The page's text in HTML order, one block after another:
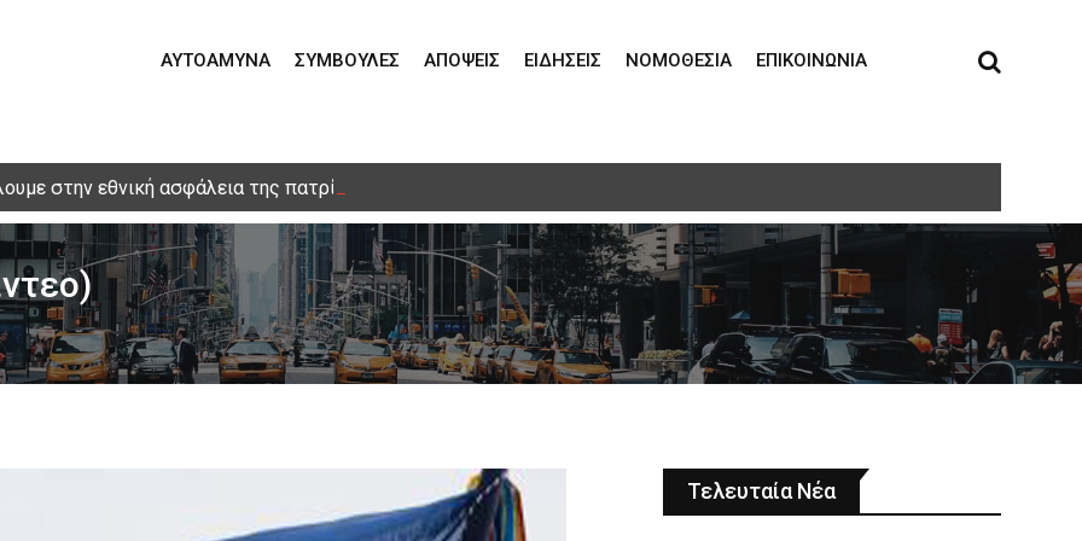
ΑΥΤΟΆΜΥΝΑ
ΣΥΜΒΟΥΛΈΣ ΑΠΌΨΕΙΣ ΕΙΔΉΣΕΙΣ ΝΟΜΟΘΕΣΊΑ ΕΠΙΚΟΙΝΩΝΊΑ
στην εθνική ασφάλεια της πατρίδας μας με νέο αναπτυξιακό καθεστώς για την Άμυνα»
Τελευταία Νέα